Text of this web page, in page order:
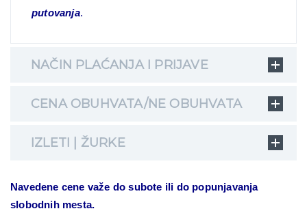
putovanja.
NAČIN PLAĆANJA I PRIJAVE
CENA OBUHVATA/NE OBUHVATA
IZLETI | ŽURKE
Navedene cene važe do subote ili do popunjavanja
slobodnih mesta.